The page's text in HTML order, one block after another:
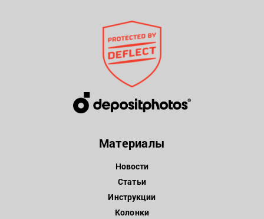
Материалы
Новости
Статьи
Инструкции
Колонки